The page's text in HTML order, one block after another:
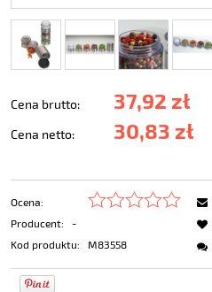
Cena brutto: 37,92 zł
Cena netto: 30,83 zł
Ocena:
Producent:
-
Kod produktu:
M83558